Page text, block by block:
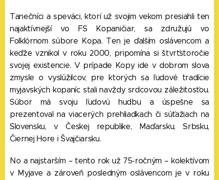
Tanečníci a speváci, ktorí už svojim vekom presiahli ten
najaktívnejší vo FS Kopaničiar, sa združujú vo
Folklórnom súbore Kopa. Ten je ďalším oslávencom a
keďže vznikol v roku 2000, pripomína si štvrťstoročie
svojej existencie. V prípade Kopy ide v dobrom slova
zmysle o vyslúžilcov, pre ktorých sa ľudové tradície
myjavských kopaníc stali navždy srdcovou záležitosťou.
Súbor má svoju ľudovú hudbu a úspešne sa
prezentoval na viacerých prehliadkach či súťažiach na
Slovensku, v Českej republike, Maďarsku, Srbsku,
Čiernej Hore i Švajčiarsku.
No a najstarším – tento rok už 75-ročným – kolektívom
v Myjave a zároveň posledným oslávencom je v roku